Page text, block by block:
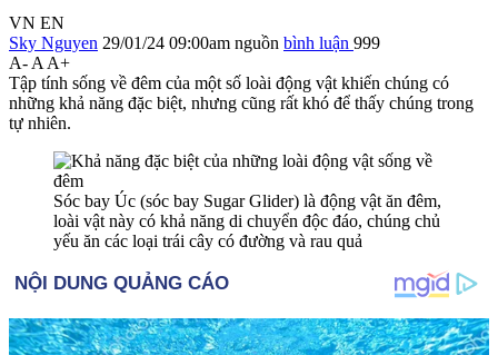
VN EN
Sky Nguyen 29/01/24 09:00am nguồn bình luận 999
A- A A+
Tập tính sống về đêm của một số loài động vật khiến chúng có
những khả năng đặc biệt, nhưng cũng rất khó để thấy chúng trong
tự nhiên.
Sóc bay Úc (sóc bay Sugar Glider) là động vật ăn đêm,
loài vật này có khả năng di chuyển độc đáo, chúng chủ
yếu ăn các loại trái cây có đường và rau quả